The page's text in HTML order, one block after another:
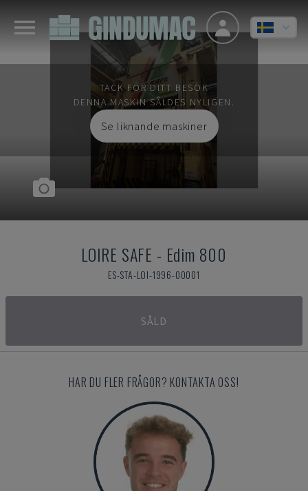
TACK FÖR DITT BESÖK
DENNA MASKIN SÅLDES NYLIGEN.
Se liknande maskiner
LOIRE SAFE - Edim 800
ES-STA-LOI-1996-00001
SÅLD
HAR DU FLER FRÅGOR? KONTAKTA OSS!